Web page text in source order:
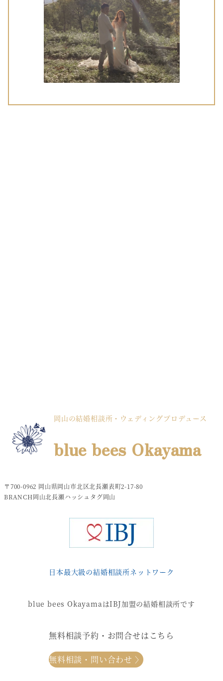
岡山の結婚相談所・ウェディングプロデュース
blue bees Okayama
〒700-0962 岡山県岡山市北区北長瀬表町2-17-80
BRANCH岡山北長瀬ハッシュタグ岡山
日本最大級の結婚相談所ネットワーク
blue bees OkayamaはIBJ加盟の結婚相談所です
無料相談予約・お問合せはこちら
無料相談・問い合わせ 〉